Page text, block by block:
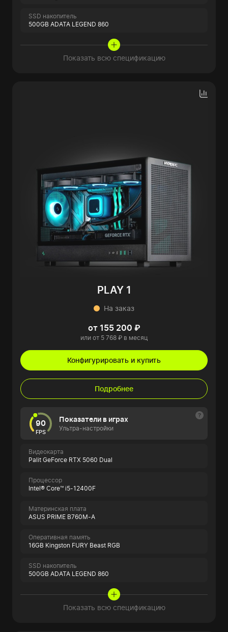
SSD накопитель
500GB ADATA LEGEND 860
Показать всю спецификацию
PLAY 1
На заказ
от 155 200 ₽
или от 5 768 ₽ в месяц
Конфигурировать и купить
Подробнее
90
FPS
Показатели в играх
Ультра-настройки
Видеокарта
Palit GeForce RTX 5060 Dual
Процессор
Intel® Core™ i5-12400F
Материнская плата
ASUS PRIME B760M-A
Оперативная память
16GB Kingston FURY Beast RGB
SSD накопитель
500GB ADATA LEGEND 860
Показать всю спецификацию